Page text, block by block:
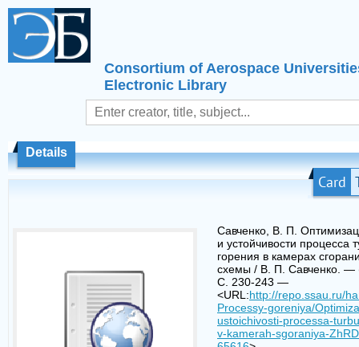
Consortium of Aerospace
Electronic Library
Details
Card
Савченко, В. П.
и устойчивости процесса
горения в камерах
схемы / В. П. Савченко. —
С. 230-243 —
<URL:http://repo.ssau.ru/
Processy-goreniya/
ustoichivosti-processa-
v-kamerah-sgoraniya-